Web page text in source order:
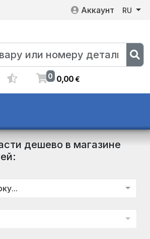
Аккаунт RU
0 0,00€
дешево в магазине